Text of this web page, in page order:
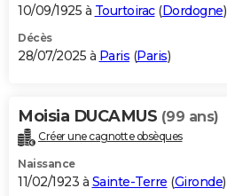
GUIDES D'ACHAT
BONS PLANS
Carte de Noël
Carte Bonne année
Carte Saint-Valentin
Carte Pâques
Carte d'anniversaire
DICTIONNAIRE
Dictionnaire
Biographies
Citations
Expressions
Proverbes
PROGRAMME TV
10/09/1925 à Tourtoirac(Dordogne)
Décès
28/07/2025 à Paris (Paris)
Moisia DUCAMUS (99 ans)
Créer une cagnotte obsèques
Naissance
11/02/1923 à Sainte-Terre (Gironde)